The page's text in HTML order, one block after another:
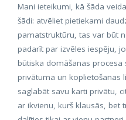
Mani ieteikumi, kā šāda
šādi: atvēliet pietiekami
pamatstruktūru, tas var būt
padarīt par izvēles iespēju,
būtiska domāšanas procesa
privātuma un koplietošanas
saglabāt savu karti privātu,
ar ikvienu, kurš klausās, bet